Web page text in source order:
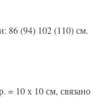
86 (94) 102 (110) см.
= 10 х 10 см, связано